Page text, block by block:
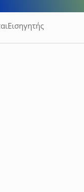
Εισηγητής